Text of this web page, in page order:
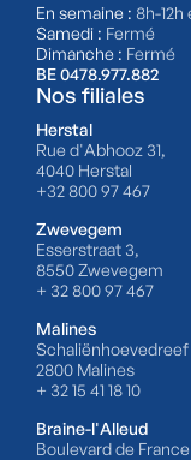
En semaine : 8h-12h
Samedi : Fermé
Dimanche : Fermé
BE 0478.977.882
Nos filiales
Herstal
Rue d'Abhooz 31,
4040 Herstal
+32 800 97 467
Zwevegem
Esserstraat 3,
8550 Zwevegem
+ 32 800 97 467
Malines
Schaliënhoevedreef
2800 Malines
+ 32 15 41 18 10
Braine-l'Alleud
Boulevard de France